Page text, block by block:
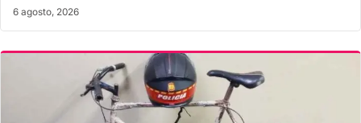
6 agosto, 2026